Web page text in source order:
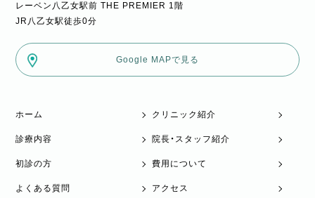
レーベン八乙女駅前 THE PREMIER 1階
JR八乙女駅徒歩0分
Google MAPで見る
ホーム クリニック紹介
診療内容 院長・スタッフ紹介
初診の方 費用について
よくある質問 アクセス